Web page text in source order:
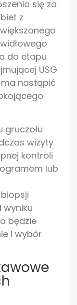
się za
z
do etapu
USG
nastąpić
gruczołu
wizyty
kontroli
lub
wyniku
będzie
i wybór